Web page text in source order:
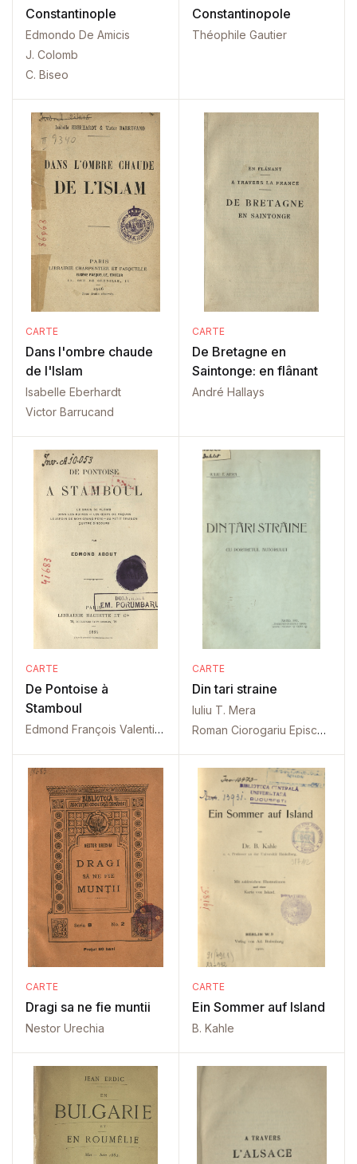
Constantinople
Edmondo De Amicis
J. Colomb
C. Biseo
Constantinopole
Théophile Gautier
CARTE
Dans l'ombre chaude
de l'Islam
Isabelle Eberhardt
Victor Barrucand
CARTE
De Bretagne en
Saintonge: en flânant
André Hallays
CARTE
De Pontoise à
Stamboul
Edmond François Valentin About
CARTE
Din tari straine
Iuliu T. Mera
Roman Ciorogariu Episcop al Oradiei
CARTE
Dragi sa ne fie muntii
Nestor Urechia
CARTE
Ein Sommer auf Island
B. Kahle